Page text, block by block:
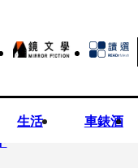
生活 車錶酒